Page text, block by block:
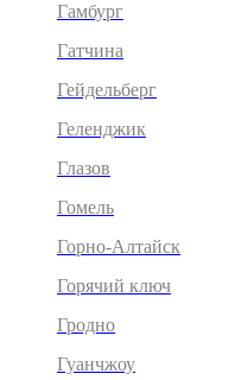
Гамбург
Гатчина
Гейдельберг
Геленджик
Глазов
Гомель
Горно-Алтайск
Горячий ключ
Гродно
Гуанчжоу